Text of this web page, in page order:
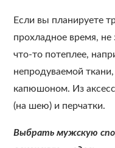
Если вы планируете
прохладное время, не
что-то потеплее,
непродуваемой
капюшоном. Из
(на шею) и перчатки.
Выбрать мужскую